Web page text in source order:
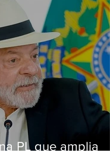
PL que amplia